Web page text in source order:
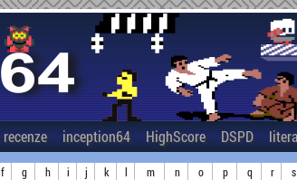
recenze inception64 HighScore DSPD
f g h i j k l m n o p q r s